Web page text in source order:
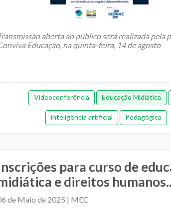
aberta ao público será realizada pela
Educação, na quinta-feira, 14 de agosto
Videoconferência Educação Midiática
inteligência artificial Pedagógica
para curso de
e direitos
de Maio de 2025 | MEC